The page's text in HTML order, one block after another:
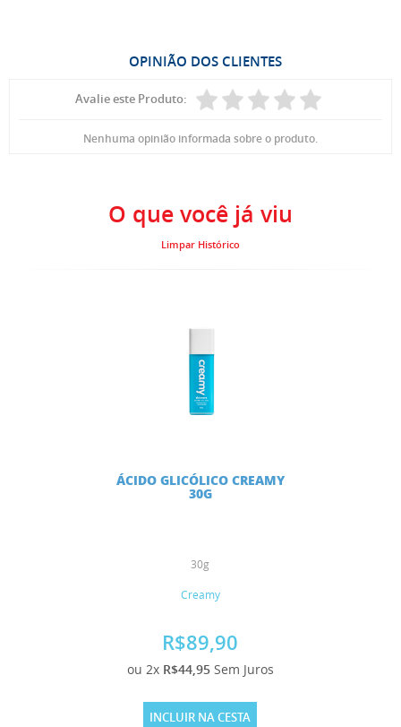
OPINIÃO DOS CLIENTES
Avalie este Produto:
Nenhuma opinião informada sobre o produto.
O que você já viu
Limpar Histórico
ÁCIDO GLICÓLICO CREAMY
30G
30g
Creamy
R$89,90
ou 2x R$44,95 Sem Juros
INCLUIR NA CESTA